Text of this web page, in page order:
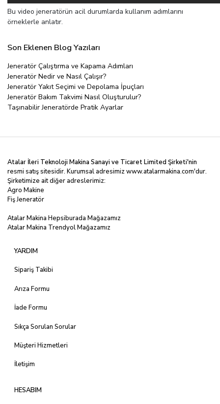
Bu video jeneratörün acil durumlarda kullanım adımlarını
örneklerle anlatır.
Son Eklenen Blog Yazıları
Jeneratör Çalıştırma ve Kapama Adımları
Jeneratör Nedir ve Nasıl Çalışır?
Jeneratör Yakıt Seçimi ve Depolama İpuçları
Jeneratör Bakım Takvimi Nasıl Oluşturulur?
Taşınabilir Jeneratörde Pratik Ayarlar
Atalar İleri Teknoloji Makina Sanayi ve Ticaret Limited Şirketi'nin
resmi satış sitesidir. Kurumsal adresimizwww.atalarmakina.com'dur.
Şirketimize ait diğer adreslerimiz:
Agro Makine
Fiş Jeneratör
Atalar Makina Hepsiburada Mağazamız
Atalar Makina Trendyol Mağazamız
YARDIM
Sipariş Takibi
Arıza Formu
İade Formu
Sıkça Sorulan Sorular
Müşteri Hizmetleri
İletişim
HESABIM